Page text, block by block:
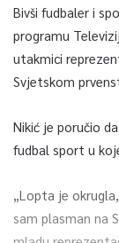
Bivši fudbaler i
programu
utakmici
Svjetskom
Nikić je poručio
fudbal sport u
„Lopta je
sam plasman na